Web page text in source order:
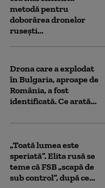
metodă pentru
doborârea dronelor
rusești...
Drona care a explodat
în Bulgaria, aproape de
România, a fost
identificată. Ce arată...
„Toată lumea este
speriată”. Elita rusă se
teme că FSB „scapă de
sub control”, după ce...